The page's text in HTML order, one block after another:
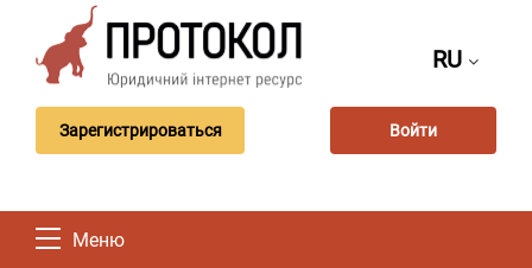
RU
Зарегистрироваться Войти
Меню